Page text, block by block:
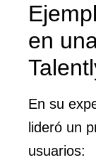
en
En su
lideró un
usuarios: